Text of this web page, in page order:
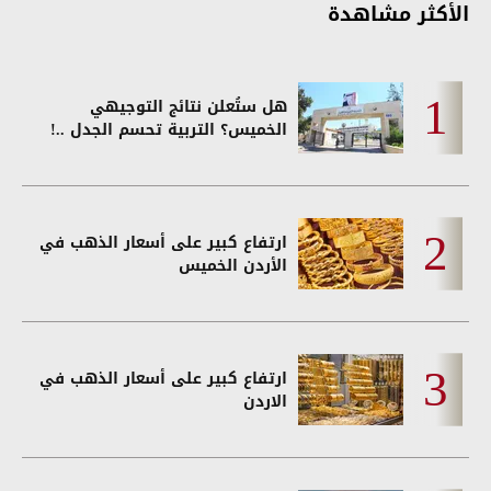
الأكثر مشاهدة
هل ستُعلن نتائج التوجيهي
الخميس؟ التربية تحسم الجدل ..!
ارتفاع كبير على أسعار الذهب في
الأردن الخميس
ارتفاع كبير على أسعار الذهب في
الاردن